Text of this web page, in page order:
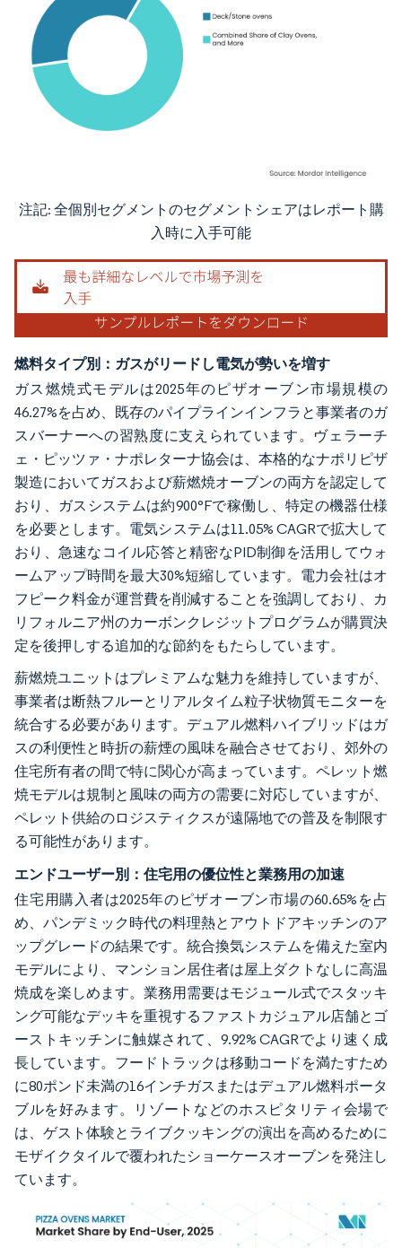
画像 © Mordor Intelligence。再利用にはCC BY 4.0の表示が必要です。
注記: 全個別セグメントのセグメントシェアはレポート購
入時に入手可能
燃料タイプ別：ガスがリードし電気が勢いを増す
ガス燃焼式モデルは2025年のピザオーブン市場規模の
46.27%を占め、既存のパイプラインインフラと事業者のガ
スバーナーへの習熟度に支えられています。ヴェラーチ
ェ・ピッツァ・ナポレターナ協会は、本格的なナポリピザ
製造においてガスおよび薪燃焼オーブンの両方を認定して
おり、ガスシステムは約900°Fで稼働し、特定の機器仕様
を必要とします。電気システムは11.05% CAGRで拡大して
おり、急速なコイル応答と精密なPID制御を活用してウォ
ームアップ時間を最大30%短縮しています。電力会社はオ
フピーク料金が運営費を削減することを強調しており、カ
リフォルニア州のカーボンクレジットプログラムが購買決
定を後押しする追加的な節約をもたらしています。
薪燃焼ユニットはプレミアムな魅力を維持していますが、
事業者は断熱フルーとリアルタイム粒子状物質モニターを
統合する必要があります。デュアル燃料ハイブリッドはガ
スの利便性と時折の薪煙の風味を融合させており、郊外の
住宅所有者の間で特に関心が高まっています。ペレット燃
焼モデルは規制と風味の両方の需要に対応していますが、
ペレット供給のロジスティクスが遠隔地での普及を制限す
る可能性があります。
エンドユーザー別：住宅用の優位性と業務用の加速
住宅用購入者は2025年のピザオーブン市場の60.65%を占
め、パンデミック時代の料理熱とアウトドアキッチンのア
ップグレードの結果です。統合換気システムを備えた室内
モデルにより、マンション居住者は屋上ダクトなしに高温
焼成を楽しめます。業務用需要はモジュール式でスタッキ
ング可能なデッキを重視するファストカジュアル店舗とゴ
ーストキッチンに触媒されて、9.92% CAGRでより速く成
長しています。フードトラックは移動コードを満たすため
に80ポンド未満の16インチガスまたはデュアル燃料ポータ
ブルを好みます。リゾートなどのホスピタリティ会場で
は、ゲスト体験とライブクッキングの演出を高めるために
モザイクタイルで覆われたショーケースオーブンを発注し
ています。